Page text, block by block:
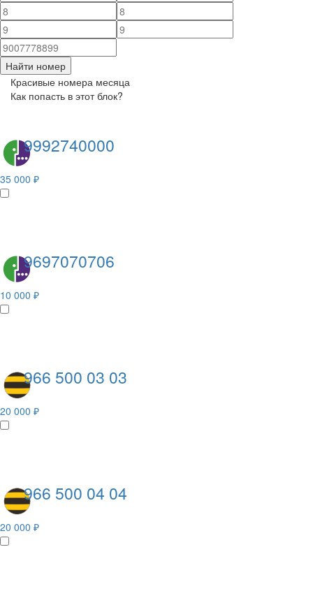
Найти номер
Красивые номера месяца
Как попасть в этот блок?
9992740000
35 000 ₽
9697070706
10 000 ₽
966 500 03 03
20 000 ₽
966 500 04 04
20 000 ₽